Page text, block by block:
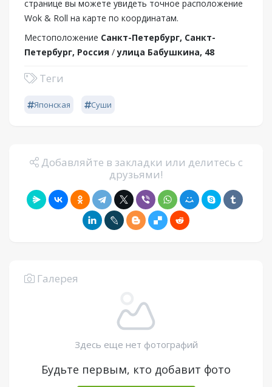
странице вы можете увидеть точное расположение
Wok & Roll на карте по координатам.
Местоположение Санкт-Петербург, Санкт-
Петербург, Россия /улица Бабушкина, 48
Теги
Японская Суши
Добавляйте в закладки или делитесь с
друзьями!
Галерея
Здесь еще нет фотографий
Будьте первым, кто добавит фото